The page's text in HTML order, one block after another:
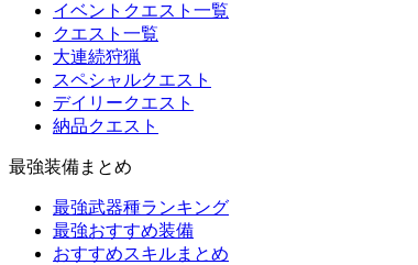
イベントクエスト一覧
クエスト一覧
大連続狩猟
スペシャルクエスト
デイリークエスト
納品クエスト
最強装備まとめ
最強武器種ランキング
最強おすすめ装備
おすすめスキルまとめ